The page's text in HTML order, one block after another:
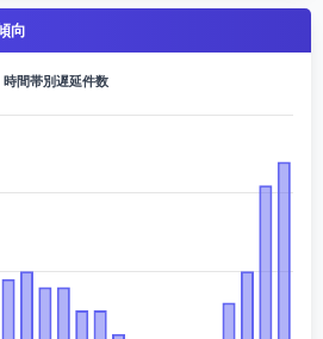
向
時間帯別遅延件数